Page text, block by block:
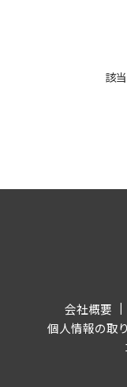
該
会社概要
個人情報の取